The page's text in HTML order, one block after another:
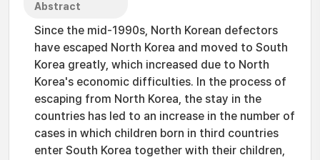
Abstract
Since the mid-1990s, North Korean defectors
have escaped North Korea and moved to South
Korea greatly, which increased due to North
Korea's economic difficulties. In the process of
escaping from North Korea, the stay in the
countries has led to an increase in the number of
cases in which children born in third countries
enter South Korea together with their children,